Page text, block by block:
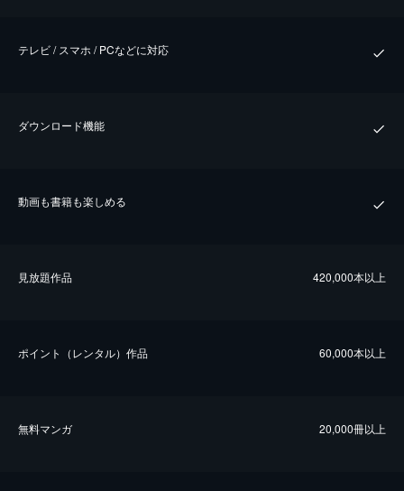
テレビ / スマホ / PCなどに対応
ダウンロード機能
動画も書籍も楽しめる
⾒放題作品 420,000本以上
ポイント（レンタル）作品 60,000本以上
無料マンガ 20,000冊以上